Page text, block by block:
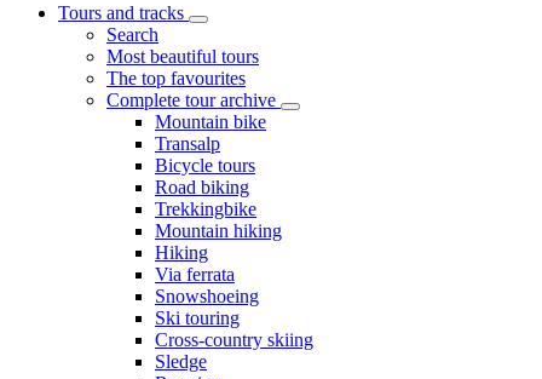
Tours and tracks
Search
Most beautiful tours
The top favourites
Complete tour archive
Mountain bike
Transalp
Bicycle tours
Road biking
Trekkingbike
Mountain hiking
Hiking
Via ferrata
Snowshoeing
Ski touring
Cross-country skiing
Sledge